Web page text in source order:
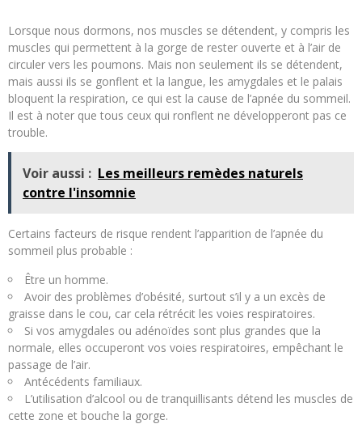
Lorsque nous dormons, nos muscles se détendent, y compris les
muscles qui permettent à la gorge de rester ouverte et à l’air de
circuler vers les poumons. Mais non seulement ils se détendent,
mais aussi ils se gonflent et la langue, les amygdales et le palais
bloquent la respiration, ce qui est la cause de l’apnée du sommeil.
Il est à noter que tous ceux qui ronflent ne développeront pas ce
trouble.
Voir aussi : Les meilleurs remèdes naturels
contre l'insomnie
Certains facteurs de risque rendent l’apparition de l’apnée du
sommeil plus probable :
Être un homme.
Avoir des problèmes d’obésité, surtout s’il y a un excès de
graisse dans le cou, car cela rétrécit les voies respiratoires.
Si vos amygdales ou adénoïdes sont plus grandes que la
normale, elles occuperont vos voies respiratoires, empêchant le
passage de l’air.
Antécédents familiaux.
L’utilisation d’alcool ou de tranquillisants détend les muscles de
cette zone et bouche la gorge.